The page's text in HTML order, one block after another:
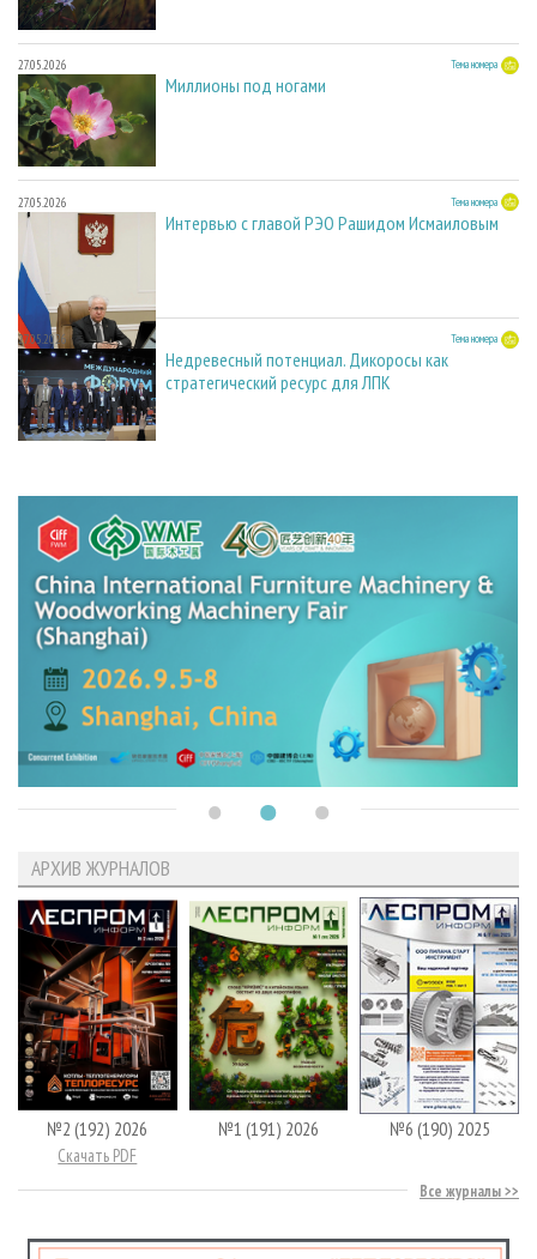
27.05.2026 Тема номера
Миллионы под ногами
27.05.2026 Тема номера
Интервью с главой РЭО Рашидом Исмаиловым
27.05.2026 Тема номера
Недревесный потенциал. Дикоросы как
стратегический ресурс для ЛПК
АРХИВ ЖУРНАЛОВ
№2 (192) 2026
Скачать PDF
№1 (191) 2026 №6 (190) 2025
Все журналы